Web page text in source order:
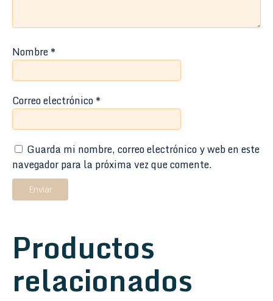
Nombre*
Correo electrónico*
Guarda mi nombre, correo electrónico y web en este
navegador para la próxima vez que comente.
Productos
relacionados